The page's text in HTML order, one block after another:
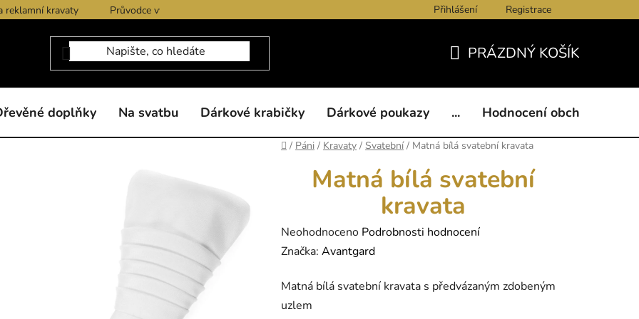
reklamní kravaty Průvodce výběrem produktů Kontakty Obchodní podmínky
Přihlášení Registrace
KOŠÍK
PRÁZDNÝ KOŠÍK
doplňky Na svatbu Dárkové krabičky Dárkové poukazy ... Hodnocení obchodu
Domů
/ Páni / Kravaty / Svatební / Matná bílá svatební kravata
Matná bílá svatební
kravata
Průměrné
hodnocení
je
0,0
Neohodnoceno Podrobnosti hodnocení
Značka: Avantgard
Matná bílá svatební kravata s předvázaným zdobeným
uzlem